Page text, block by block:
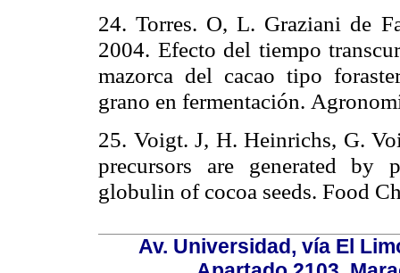
24. Torres. O, L. Graziani de
2004. Efecto del tiempo
mazorca del cacao tipo
grano en fermentación.
25. Voigt. J, H. Heinrichs, G.
precursors are generated
globulin of cocoa seeds. Food
Av. Universidad, vía El